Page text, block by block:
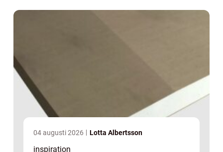
04 augusti 2026 Lotta Albertsson
inspiration